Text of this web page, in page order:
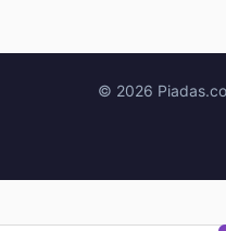
© 2026